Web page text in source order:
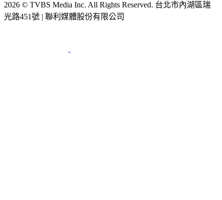
2026 © TVBS Media Inc. All Rights Reserved. 台北市內湖區瑞
光路451號 | 聯利媒體股份有限公司